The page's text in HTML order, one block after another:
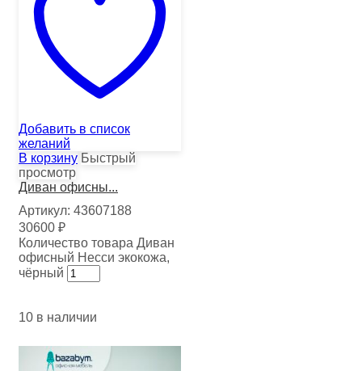
Добавить в список
желаний
В корзину Быстрый
просмотр
Диван офисны...
Артикул: 43607188
30600 ₽
Количество товара Диван
офисный Несси экокожа,
чёрный
10 в наличии